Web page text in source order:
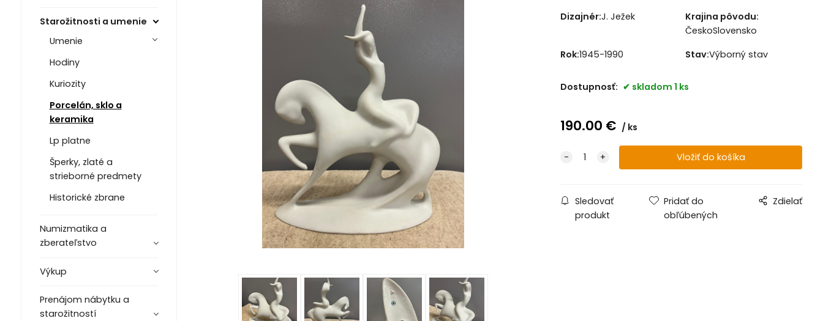
Starožitnosti a umenie
Umenie
Hodiny
Kuriozity
Porcelán, sklo a
keramika
Lp platne
Šperky, zlaté a
strieborné predmety
Historické zbrane
Numizmatika a
zberateľstvo
Výkup
Prenájom nábytku a
starožitností
Dizajnér:J. Ježek
Krajina pôvodu:
ČeskoSlovensko
Rok:1945-1990 Stav:Výborný stav
Dostupnosť: skladom 1 ks
190.00 € ks
Sledovať
produkt
Pridať do
obľúbených
Zdielať